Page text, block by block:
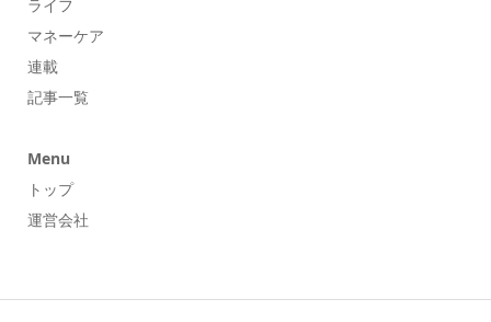
ライフ
マネーケア
連載
記事一覧
Menu
トップ
運営会社